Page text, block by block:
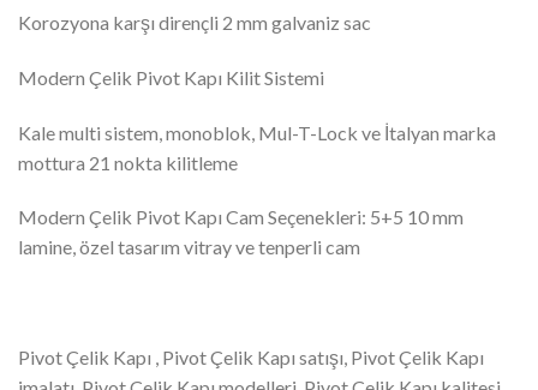
Korozyona karşı dirençli 2 mm galvaniz sac
Modern Çelik Pivot Kapı Kilit Sistemi
Kale multi sistem, monoblok, Mul-T-Lock ve İtalyan marka
mottura 21 nokta kilitleme
Modern Çelik Pivot Kapı Cam Seçenekleri: 5+5 10 mm
lamine, özel tasarım vitray ve tenperli cam
Pivot Çelik Kapı , Pivot Çelik Kapı satışı, Pivot Çelik Kapı